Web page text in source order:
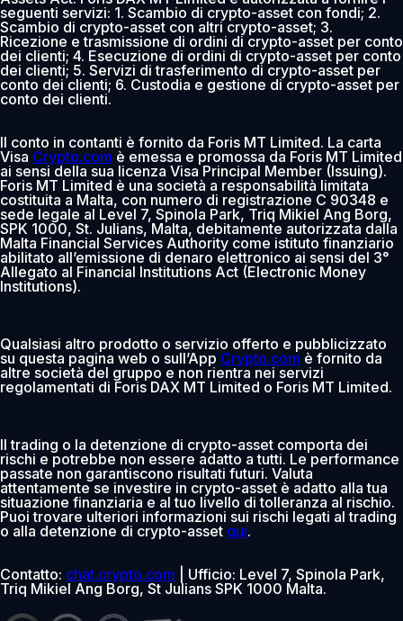
seguenti servizi: 1. Scambio di crypto-asset con fondi; 2.
Scambio di crypto-asset con altri crypto-asset; 3.
Ricezione e trasmissione di ordini di crypto-asset per conto
dei clienti; 4. Esecuzione di ordini di crypto-asset per conto
dei clienti; 5. Servizi di trasferimento di crypto-asset per
conto dei clienti; 6. Custodia e gestione di crypto-asset per
conto dei clienti.
Il conto in contanti è fornito da Foris MT Limited. La carta
Visa Crypto.com è emessa e promossa da Foris MT Limited
ai sensi della sua licenza Visa Principal Member (Issuing).
Foris MT Limited è una società a responsabilità limitata
costituita a Malta, con numero di registrazione C 90348 e
sede legale al Level 7, Spinola Park, Triq Mikiel Ang Borg,
SPK 1000, St. Julians, Malta, debitamente autorizzata dalla
Malta Financial Services Authority come istituto finanziario
abilitato all’emissione di denaro elettronico ai sensi del 3°
Allegato al Financial Institutions Act (Electronic Money
Institutions).
Qualsiasi altro prodotto o servizio offerto e pubblicizzato
su questa pagina web o sull’App Crypto.com è fornito da
altre società del gruppo e non rientra nei servizi
regolamentati di Foris DAX MT Limited o Foris MT Limited.
Il trading o la detenzione di crypto-asset comporta dei
rischi e potrebbe non essere adatto a tutti. Le performance
passate non garantiscono risultati futuri. Valuta
attentamente se investire in crypto-asset è adatto alla tua
situazione finanziaria e al tuo livello di tolleranza al rischio.
Puoi trovare ulteriori informazioni sui rischi legati al trading
o alla detenzione di crypto-asset qui.
Contatto: chat.crypto.com | Ufficio: Level 7, Spinola Park,
Triq Mikiel Ang Borg, St Julians SPK 1000 Malta.